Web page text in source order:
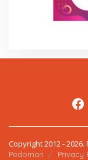
Copyright 2012 -
Pedoman
Privacy